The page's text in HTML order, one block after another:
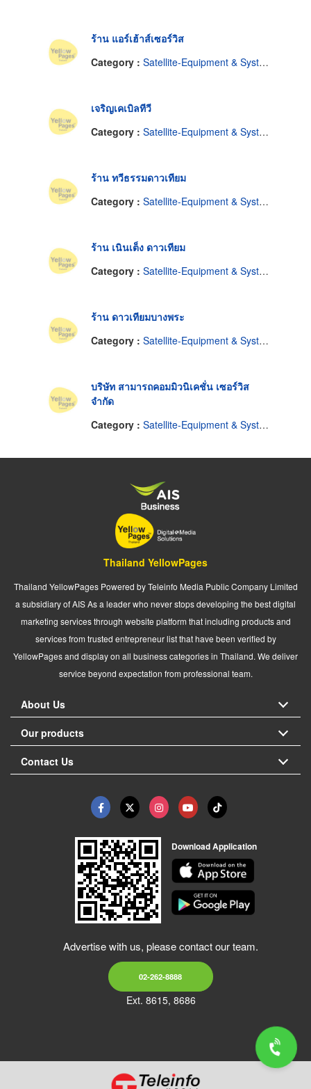
ร้าน แอร์เฮ้าส์เซอร์วิส
Category : Satellite-Equipment & Systems
เจริญเคเบิลทีวี
Category : Satellite-Equipment & Systems
ร้าน ทวีธรรมดาวเทียม
Category : Satellite-Equipment & Systems
ร้าน เนินเต็ง ดาวเทียม
Category : Satellite-Equipment & Systems
ร้าน ดาวเทียมบางพระ
Category : Satellite-Equipment & Systems
บริษัท สามารถคอมมิวนิเคชั่น เซอร์วิส
จำกัด
Category : Satellite-Equipment & Systems
Thailand YellowPages
Thailand YellowPages Powered by Teleinfo Media Public Company Limited
a subsidiary of AIS As a leader who never stops developing the best digital
marketing services through website platform that including products and
services from trusted entrepreneur list that have been verified by
YellowPages and display on all business categories in Thailand. We deliver
service beyond expectation from professional team.
About Us
Our products
Contact Us
Download Application
Advertise with us, please contact our team.
02-262-8888
Ext. 8615, 8686